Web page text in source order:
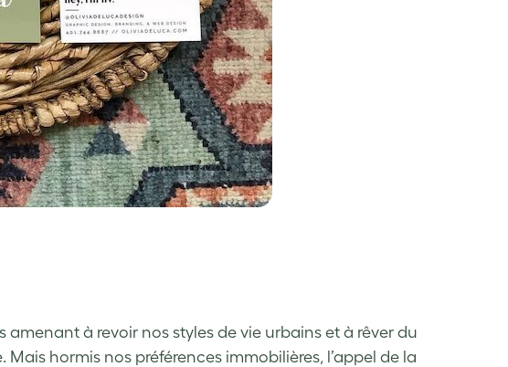
à revoir nos styles de vie urbains et à rêver du
hormis nos préférences immobilières, l’appel de la